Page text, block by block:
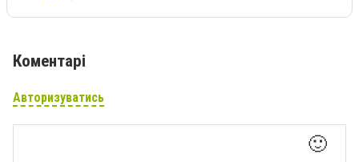
Коментарі
Авторизуватись
🙂